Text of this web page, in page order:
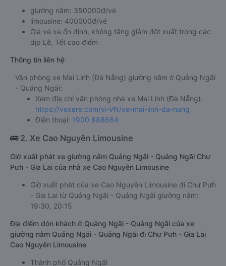
giường nằm: 350000đ/vé
limousine: 400000đ/vé
Giá vé xe ổn định, không tăng giảm đột xuất trong các
dịp Lễ, Tết cao điểm
Thông tin liên hệ
Văn phòng xe Mai Linh (Đà Nẵng) giường nằm ở Quảng Ngãi
- Quảng Ngãi:
Xem địa chỉ văn phòng nhà xe Mai Linh (Đà Nẵng):
https://vexere.com/vi-VN/xe-mai-linh-da-nang
Điện thoại: 1900 888684
🚌 2. Xe Cao Nguyên Limousine
Giờ xuất phát xe giường nằm Quảng Ngãi - Quảng Ngãi Chư
Pưh - Gia Lai của nhà xe Cao Nguyên Limousine
Giờ xuất phát của xe Cao Nguyên Limousine đi Chư Pưh
- Gia Lai từ Quảng Ngãi - Quảng Ngãi giường nằm:
19:30, 20:15
Địa điểm đón khách ở Quảng Ngãi - Quảng Ngãi của xe
giường nằm Quảng Ngãi - Quảng Ngãi đi Chư Pưh - Gia Lai
Cao Nguyên Limousine
Thành phố Quảng Ngãi